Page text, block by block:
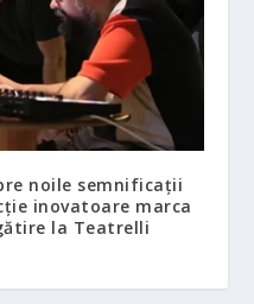
noile semnificații
inovatoare marca
la Teatrelli